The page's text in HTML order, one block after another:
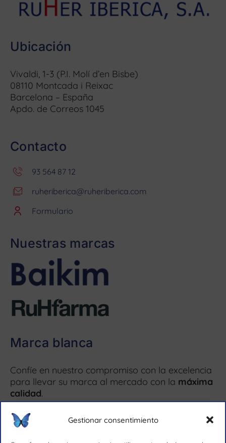
Gestionar consentimiento
Ubicación
Vivaldi, 1-3 (P.I. Molí d’en Bisbe)
08110 Montcada i Reixac
Barcelona – España
Apdo. de Correos 1045
Contacto
93 564 87 12
ruheriberica@ruheriberica.com
Formulario
Nuestras marcas
Marca blanca
Confíe en nuestro compromiso con la excelencia
para llevar su marca al mercado con la máxima
calidad.
Más información ↗